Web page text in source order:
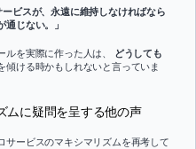
ビスが、永遠に維持しなければなら
じない。」
を実際に作った人は、 どうしても
傾ける時かもしれないと言っていま
ムに疑問を呈する他の声
サービスのマキシマリズムを再考して